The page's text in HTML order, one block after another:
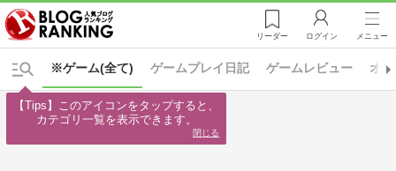
リーダー ログイン メニュー
※ゲーム(全て) ゲームプレイ日記 ゲームレビュー オ
【Tips】このアイコンをタップすると、
カテゴリ一覧を表示できます。
閉じる